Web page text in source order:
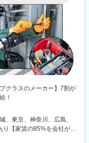
品知識を学ぶことからス
ながら、業界理解を深め
しながら、業務の流れを
徐々に担当企業を増やし
クラスのメーカー】7割が
！
、東京、神奈川、広島、
【家賃の85%を会社が負
円負担で住める！独身